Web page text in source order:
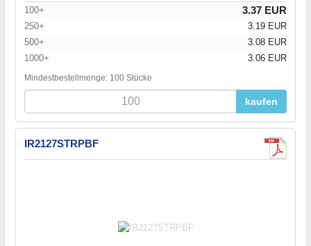
100+ 3.37 EUR
250+
3.19 EUR
500+
3.08 EUR
1000+
3.06 EUR
Mindestbestellmenge: 100 Stücke
kaufen
IR2127STRPBF